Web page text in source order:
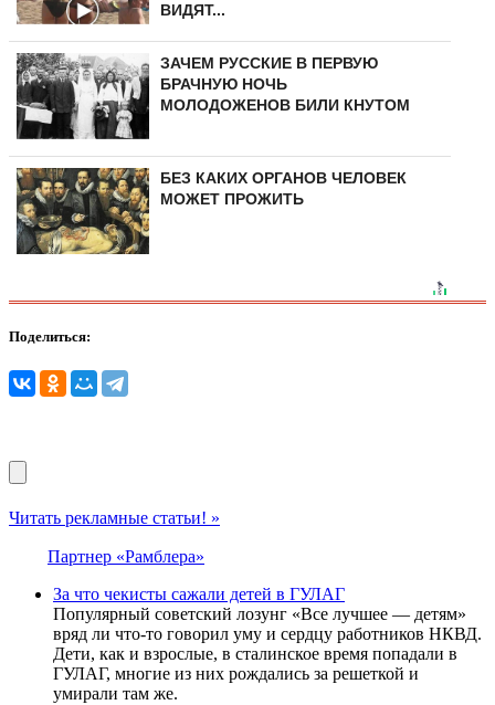
ВИДЯТ...
ЗАЧЕМ РУССКИЕ В ПЕРВУЮ
БРАЧНУЮ НОЧЬ
МОЛОДОЖЕНОВ БИЛИ КНУТОМ
БЕЗ КАКИХ ОРГАНОВ ЧЕЛОВЕК
МОЖЕТ ПРОЖИТЬ
Поделиться:
Читать рекламные статьи! »
Партнер «Рамблера»
За что чекисты сажали детей в ГУЛАГ
Популярный советский лозунг «Все лучшее — детям»
вряд ли что-то говорил уму и сердцу работников НКВД.
Дети, как и взрослые, в сталинское время попадали в
ГУЛАГ, многие из них рождались за решеткой и
умирали там же.